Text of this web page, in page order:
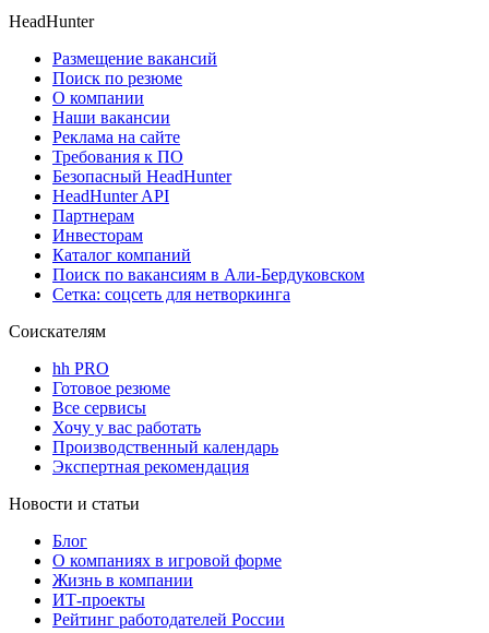
HeadHunter
Размещение вакансий
Поиск по резюме
О компании
Наши вакансии
Реклама на сайте
Требования к ПО
Безопасный HeadHunter
HeadHunter API
Партнерам
Инвесторам
Каталог компаний
Поиск по вакансиям в Али-Бердуковском
Сетка: соцсеть для нетворкинга
Соискателям
hh PRO
Готовое резюме
Все сервисы
Хочу у вас работать
Производственный календарь
Экспертная рекомендация
Новости и статьи
Блог
О компаниях в игровой форме
Жизнь в компании
ИТ-проекты
Рейтинг работодателей России